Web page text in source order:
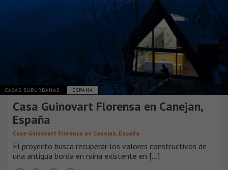
CASAS SUBURBANAS ESPAÑA
Casa Guinovart Florensa en Canejan,
España
Casa Guinovart Florensa en Canejan, España
El proyecto busca recuperar los valores constructivos de
una antigua borda en ruina existente en [...]